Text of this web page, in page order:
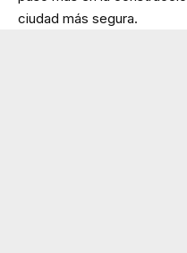
ciudad más segura.